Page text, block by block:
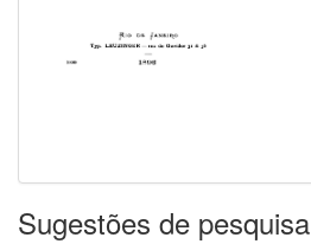
Sugestões de pesquisa